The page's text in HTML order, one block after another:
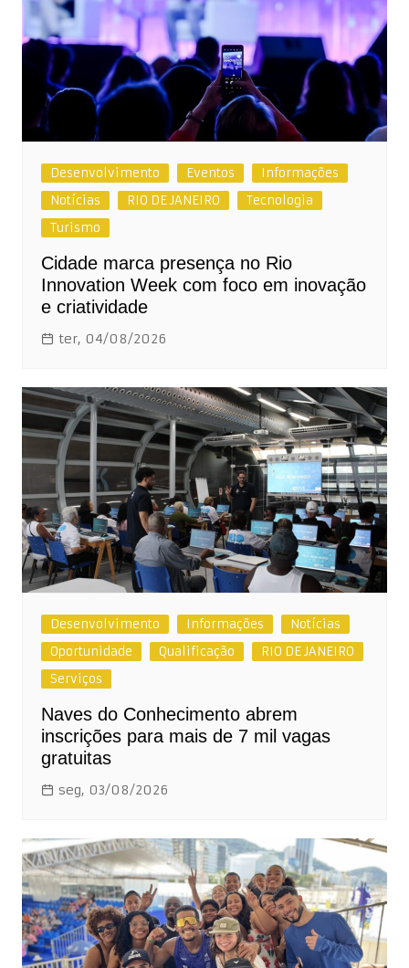
Desenvolvimento Eventos
Informações
Notícias
RIO DE JANEIRO
Tecnologia
Turismo
Cidade marca presença no Rio
Innovation Week com foco em inovação
e criatividade
ter, 04/08/2026
Desenvolvimento Informações
Notícias
Oportunidade
Qualificação
RIO DE JANEIRO
Serviços
Naves do Conhecimento abrem
inscrições para mais de 7 mil vagas
gratuitas
seg, 03/08/2026